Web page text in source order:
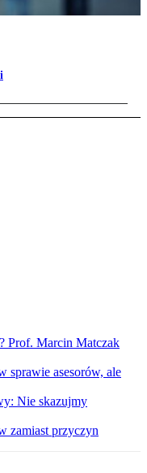
Prof. Marcin Matczak
sprawie asesorów, ale
Nie skazujmy
zamiast przyczyn